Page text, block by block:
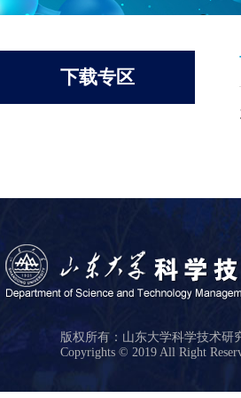
下载专区
版权所有：山东大学科学技术
Copyrights © 2019 All Right